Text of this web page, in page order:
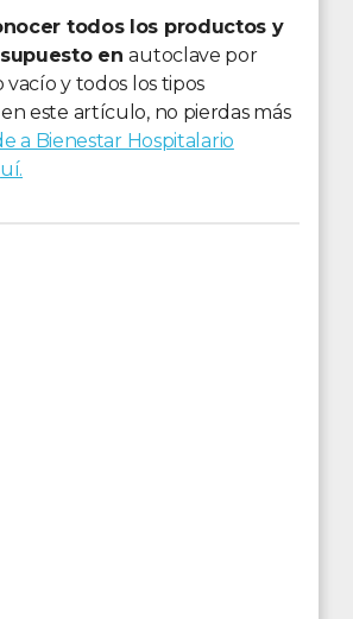
todos los productos y
enautoclave por
vacío y todos los tipos
este artículo, no pierdas más
a Bienestar Hospitalario